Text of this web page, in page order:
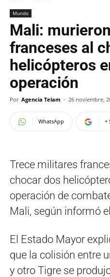
Mundo
Mali:
franceses al
helicópteros
operación
Por Agencia Telam - 26 noviembre,
WhatsApp +
Trece militares
chocar dos
operación de
Mali, según informó
El Estado Mayor
que la colisión entre
y otro Tigre se